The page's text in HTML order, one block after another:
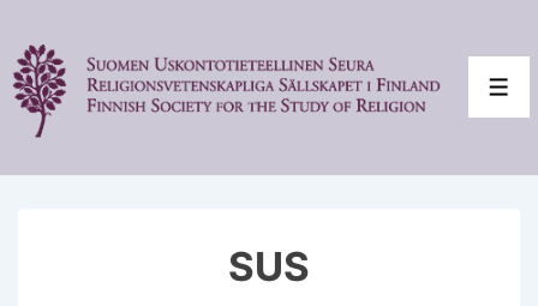
pääsisältöön
SUS